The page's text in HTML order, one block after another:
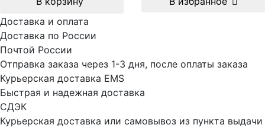
Доставка и оплата
Доставка по России
Почтой России
Отправка заказа через 1-3 дня, после оплаты заказа
Курьерская доставка EMS
Быстрая и надежная доставка
СДЭК
Курьерская доставка или самовывоз из пункта выдачи